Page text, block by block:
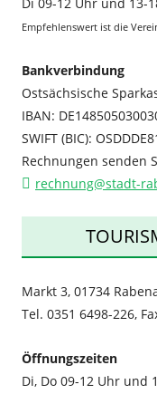
Empfehlenswert ist die
Bankverbindung
Ostsächsische
IBAN:
SWIFT (BIC):
Rechnungen senden
rechnung@stadt-
Markt 3, 01734
Tel. 0351 6498-226,
Öffnungszeiten
Di, Do 09-12 Uhr und